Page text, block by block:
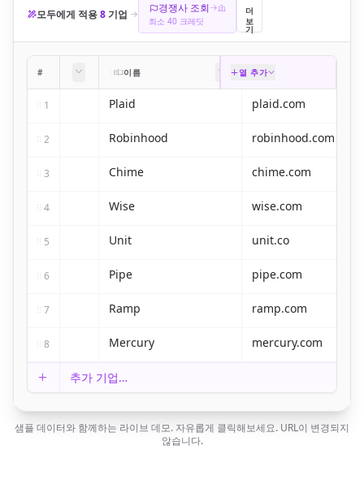
모두에게 적용8기업 경쟁사 조회
최소 40 크레딧 더 보기
# · 이름 도메인
열 추가
1 Plaid plaid.com
2 Robinhood robinhood.com
3 Chime chime.com
4 Wise wise.com
5 Unit unit.co
6 Pipe pipe.com
7 Ramp ramp.com
8 Mercury mercury.com
추가 기업…
샘플 데이터와 함께하는 라이브 데모. 자유롭게 클릭해보세요. URL이 변경되지
않습니다.